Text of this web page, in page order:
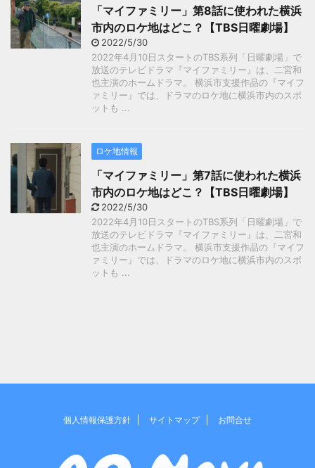
「マイファミリー」第8話に使われた横浜
市内のロケ地はどこ？【TBS日曜劇場】
2022/5/30
2022年4月10日スタートのTBS系列「日曜劇場」で
放送のテレビドラマ『マイファミリー』は、二宮和
也主演のホームドラマ。 横浜市支援作品の『マイフ
ァミリー』では、ドラマのロケ地に横浜市内のスポ
ットも ...
ロケ地情報
「マイファミリー」第7話に使われた横浜
市内のロケ地はどこ？【TBS日曜劇場】
2022/5/30
2022年4月10日スタートのTBS系列「日曜劇場」で
放送のテレビドラマ『マイファミリー』は、二宮和
也主演のホームドラマ。 横浜市支援作品の『マイフ
ァミリー』では、ドラマのロケ地に横浜市内のスポ
ットも ...
個人情報保護方針 サイトマップ お問合せ